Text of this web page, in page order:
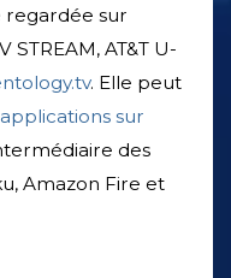
regardée sur
STREAM, AT&T U-
. Elle peut
applications sur
des
Amazon Fire et